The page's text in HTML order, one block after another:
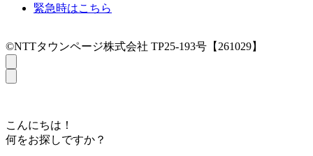
緊急時はこちら
©NTTタウンページ株式会社 TP25-193号【261029】
こんにちは！
何をお探しですか？